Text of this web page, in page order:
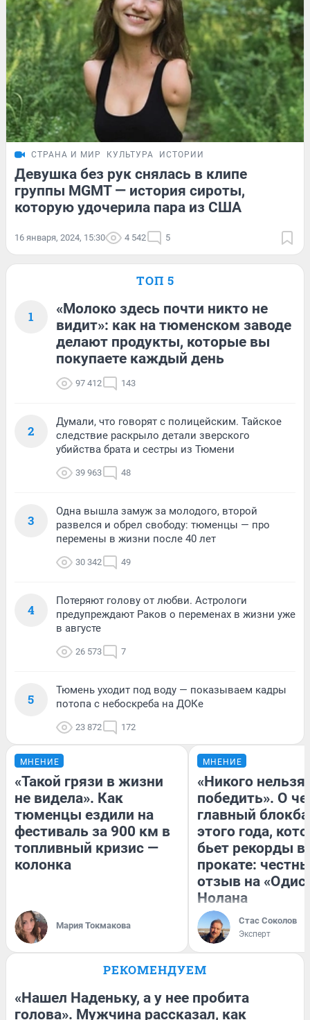
СТРАНА И МИР КУЛЬТУРА ИСТОРИИ
Девушка без рук снялась в клипе
группы MGMT — история сироты,
которую удочерила пара из США
16 января, 2024, 15:30 4 542 5
ТОП 5
1
«Молоко здесь почти никто не
видит»: как на тюменском заводе
делают продукты, которые вы
покупаете каждый день
97 412 143
2
Думали, что говорят с полицейским. Тайское
следствие раскрыло детали зверского
убийства брата и сестры из Тюмени
39 963 48
3
Одна вышла замуж за молодого, второй
развелся и обрел свободу: тюменцы — про
перемены в жизни после 40 лет
30 342 49
4
Потеряют голову от любви. Астрологи
предупреждают Раков о переменах в жизни уже
в августе
26 573 7
5
Тюмень уходит под воду — показываем кадры
потопа с небоскреба на ДОКе
23 872 172
МНЕНИЕ
«Такой грязи в жизни
не видела». Как
тюменцы ездили на
фестиваль за 900 км в
топливный кризис —
колонка
Мария Токмакова
МНЕНИЕ
«Никого нельзя
победить». О
главный
этого года,
бьет рекорды в
прокате:
отзыв на
Нолана
Стас Соколов
Эксперт
РЕКОМЕНДУЕМ
«Нашел Наденьку, а у нее пробита
голова». Мужчина рассказал, как